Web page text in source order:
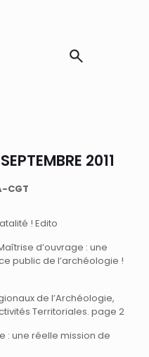
2011
CGT
! Edito
d’ouvrage : une
public de l’archéologie !
de l’Archéologie,
Territoriales. page 2
: une réelle mission de